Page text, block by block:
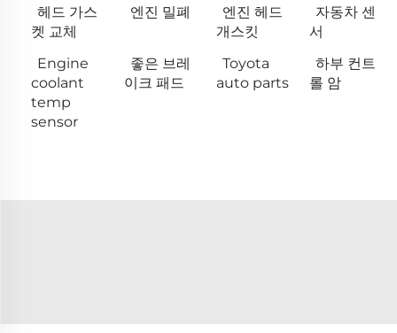
헤드 가스
켓 교체
엔진 밀폐
엔진 헤드
개스킷
자동차 센
서
Engine
coolant
temp
sensor
좋은 브레
이크 패드
Toyota
auto parts
하부 컨트
롤 암